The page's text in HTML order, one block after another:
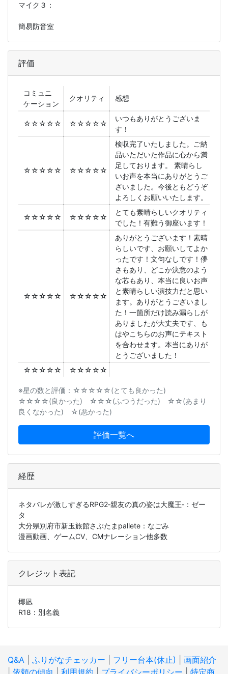
マイク３：
簡易防音室
評価
コミュニ
ケーション
クオリティ 感想
☆☆☆☆☆ ☆☆☆☆☆
いつもありがとうございま
す！
☆☆☆☆☆ ☆☆☆☆☆
検収完了いたしました。ご納
品いただいた作品に心から満
足しております。 素晴らし
いお声を本当にありがとうご
ざいました。今後ともどうぞ
よろしくお願いいたします。
☆☆☆☆☆ ☆☆☆☆☆
とても素晴らしいクオリティ
でした！有難う御座います！
☆☆☆☆☆ ☆☆☆☆☆
ありがとうございます！素晴
らしいです、お願いしてよか
ったです！文句なしです！儚
さもあり、どこか決意のよう
な芯もあり、本当に良いお声
と素晴らしい演技力だと思い
ます。ありがとうございまし
た！一箇所だけ読み漏らしが
ありましたが大丈夫です、も
はやこちらのお声にテキスト
を合わせます。本当にありが
とうございました！
☆☆☆☆☆
☆☆☆☆☆
※星の数と評価：☆☆☆☆☆(とても良かった)
☆☆☆☆(良かった) ☆☆☆(ふつうだった) ☆☆(あまり
良くなかった) ☆(悪かった)
評価一覧へ
経歴
ネタバレが激しすぎるRPG2‐親友の真の姿は大魔王‐：ゼー
タ
大分県別府市新玉旅館さぶたまpallete：なごみ
漫画動画、ゲームCV、CMナレーション他多数
クレジット表記
椰凪
R18：別名義
Q&A ふりがなチェッカー フリー台本(休止)
画面紹介
依頼の傾向 利用規約 プライバシーポリシー 特定商